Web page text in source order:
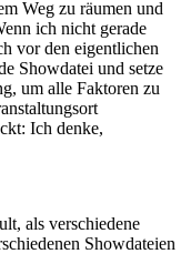
Weg zu räumen und
ich nicht gerade
vor den eigentlichen
Showdatei und setze
um alle Faktoren zu
Ich denke,
als verschiedene
Showdateien